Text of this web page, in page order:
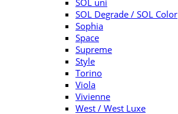
SOL uni
SOL Degrade / SOL Color
Sophia
Space
Supreme
Style
Torino
Viola
Vivienne
West / West Luxe